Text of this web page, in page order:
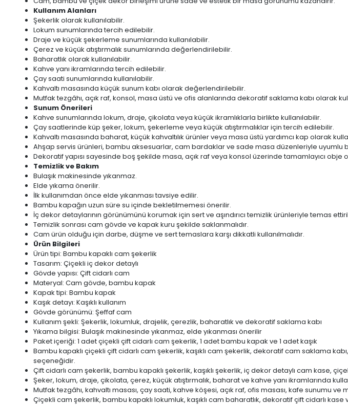
Kullanım Alanları
Şekerlik olarak kullanılabilir.
Lokum sunumlarında tercih edilebilir.
Draje ve küçük şekerleme sunumlarında kullanılabilir.
Çerez ve küçük atıştırmalık sunumlarında değerlendirilebilir.
Baharatlık olarak kullanılabilir.
Kahve yanı ikramlarında tercih edilebilir.
Çay saati sunumlarında kullanılabilir.
Kahvaltı masasında küçük sunum kabı olarak değerlendirilebilir.
Mutfak tezgâhı, açık raf, konsol, masa üstü ve ofis alanlarında dekoratif saklama kabı olarak
Sunum Önerileri
Kahve sunumlarında lokum, draje, çikolata veya küçük ikramlıklarla birlikte kullanılabilir.
Çay saatlerinde küp şeker, lokum, şekerleme veya küçük atıştırmalıklar için tercih edilebilir.
Kahvaltı masasında baharat, küçük kahvaltılık ürünler veya masa üstü yardımcı kap olarak
Ahşap servis ürünleri, bambu aksesuarlar, cam bardaklar ve sade masa düzenleriyle uyumlu
Dekoratif yapısı sayesinde boş şekilde masa, açık raf veya konsol üzerinde tamamlayıcı
Temizlik ve Bakım
Bulaşık makinesinde yıkanmaz.
Elde yıkama önerilir.
İlk kullanımdan önce elde yıkanması tavsiye edilir.
Bambu kapağın uzun süre su içinde bekletilmemesi önerilir.
İç dekor detaylarının görünümünü korumak için sert ve aşındırıcı temizlik ürünleriyle temas
Temizlik sonrası cam gövde ve kapak kuru şekilde saklanmalıdır.
Cam ürün olduğu için darbe, düşme ve sert temaslara karşı dikkatli kullanılmalıdır.
Ürün Bilgileri
Ürün tipi: Bambu kapaklı cam şekerlik
Tasarım: Çiçekli iç dekor detaylı
Gövde yapısı: Çift cidarlı cam
Materyal: Cam gövde, bambu kapak
Kapak tipi: Bambu kapak
Kaşık detayı: Kaşıklı kullanım
Gövde görünümü: Şeffaf cam
Kullanım şekli: Şekerlik, lokumluk, drajelik, çerezlik, baharatlık ve dekoratif saklama kabı
Yıkama bilgisi: Bulaşık makinesinde yıkanmaz, elde yıkanması önerilir
Paket içeriği: 1 adet çiçekli çift cidarlı cam şekerlik, 1 adet bambu kapak ve 1 adet kaşık
Bambu kapaklı çiçekli çift cidarlı cam şekerlik, kaşıklı cam şekerlik, dekoratif cam saklama
seçeneğidir.
Çift cidarlı cam şekerlik, bambu kapaklı şekerlik, kaşıklı şekerlik, iç dekor detaylı cam
Şeker, lokum, draje, çikolata, çerez, küçük atıştırmalık, baharat ve kahve yanı ikramlarında
Mutfak tezgâhı, kahvaltı masası, çay saati, kahve köşesi, açık raf, ofis masası, kafe sunumu
Çiçekli cam şekerlik, bambu kapaklı lokumluk, kaşıklı cam baharatlık, dekoratif çift cidarlı